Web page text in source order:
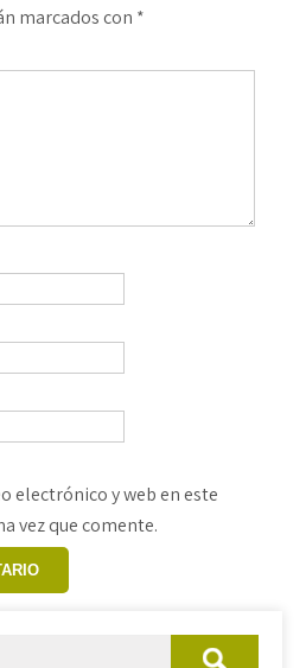
marcados con *
electrónico y web en este
vez que comente.